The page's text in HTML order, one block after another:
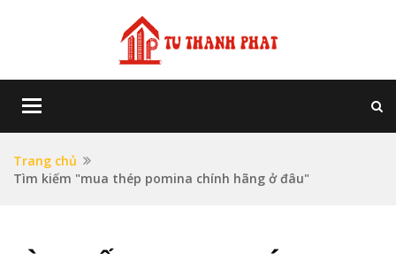
Toggle
Trang chủ
Tìm kiếm "mua thép pomina chính hãng ở đâu"